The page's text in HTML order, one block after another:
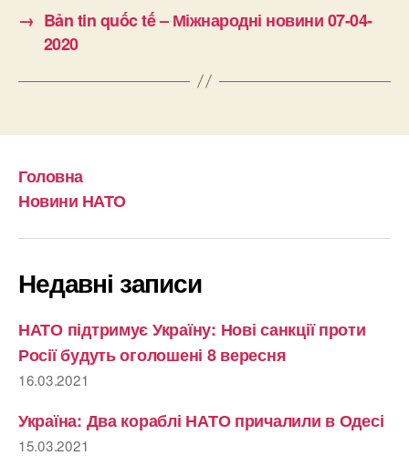
→ Bản tin quốc tế – Міжнародні новини 07-04-
2020
Головна
Новини НАТО
Недавні записи
НАТО підтримує Україну: Нові санкції проти
Росії будуть оголошені 8 вересня
16.03.2021
Україна: Два кораблі НАТО причалили в Одесі
15.03.2021